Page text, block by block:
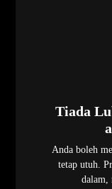
Tiada
Anda boleh
tetap utuh.
dalam,